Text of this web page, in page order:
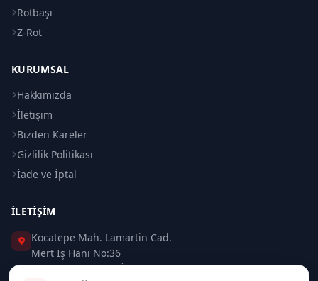
Rotbaşı
Z-Rot
KURUMSAL
Hakkımızda
İletişim
Bizden Kareler
Gizlilik Politikası
İade ve İptal
İLETIŞIM
Kocatepe Mah. Lamartin Cad.
Mert İş Hanı No:36
Taksim / Beyoğlu / İSTANBUL